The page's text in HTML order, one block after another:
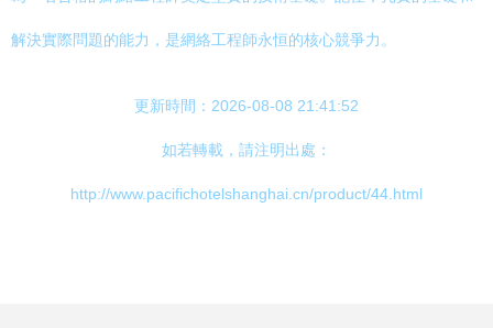
解決實際問題的能力，是網絡工程師永恒的核心競爭力。
更新時間：2026-08-08 21:41:52
如若轉載，請注明出處：
http://www.pacifichotelshanghai.cn/product/44.html